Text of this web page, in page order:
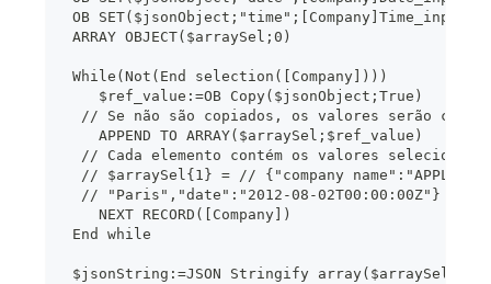
OB SET($jsonObject;"time";[Company]Time_input)
ARRAY OBJECT($arraySel;0)
While(Not(End selection([Company])))
$ref_value:=OB Copy($jsonObject;True)
// Se não são copiados, os valores serão
APPEND TO ARRAY($arraySel;$ref_value)
// Cada elemento contém os valores
// $arraySel{1} = // {"company
// "Paris","date":"2012-08-02T00:00:00Z"}
NEXT RECORD([Company])
End while
$jsonString:=JSON Stringify array($arraySel)